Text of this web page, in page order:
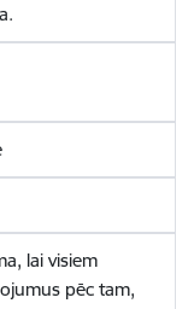
lai visiem
pēc tam,